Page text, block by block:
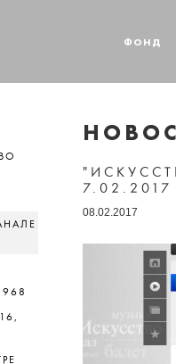
ФОНД
7.02.2017
08.02.2017